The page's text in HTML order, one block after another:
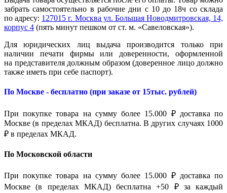
забрать самостоятельно в рабочие дни с 10 до 18ч со склада
по адресу: 127015 г. Москва ул. Большая Новодмитровская, 14,
корпус 4 (пять минут пешком от ст. м. «Савеловская»).
Для юридических лиц выдача производится только при
наличии печати фирмы или доверенности, оформленной
на представителя должным образом (доверенное лицо должно
также иметь при себе паспорт).
По Москве - бесплатно (при заказе от 15тыс. рублей)
При покупке товара на сумму более 15.000 ₽ доставка по
Москве (в пределах МКАД) бесплатна. В других случаях 1000
₽ в пределах МКАД.
По Московской области
При покупке товара на сумму более 15.000 ₽ доставка по
Москве (в пределах МКАД) бесплатна +50 ₽ за каждый